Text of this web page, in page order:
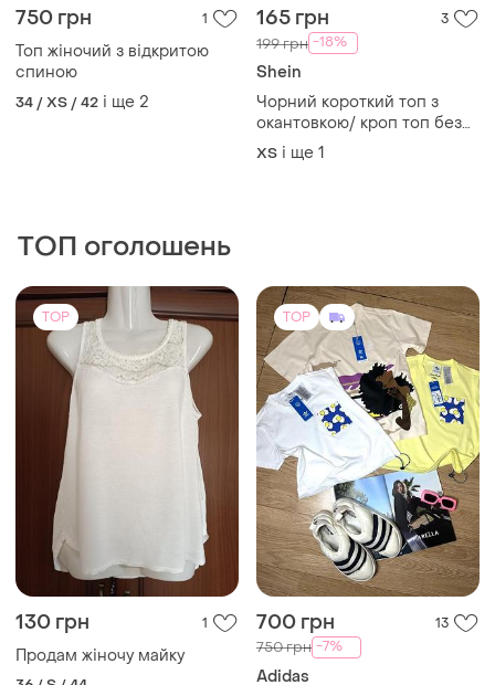
750 грн 1
Топ жіночий з відкритою
спиною
34 / XS / 42 і ще 2
165 грн 3
199 грн -18%
Shein
Чорний короткий топ з
окантовкою/ кроп топ без
поролону/ чорний топ в
рубчик
ХS і ще 1
ТОП оголошень
TOP
130 грн 1
Продам жіночу майку
TOP
700 грн 13
750 грн -7%
Adidas